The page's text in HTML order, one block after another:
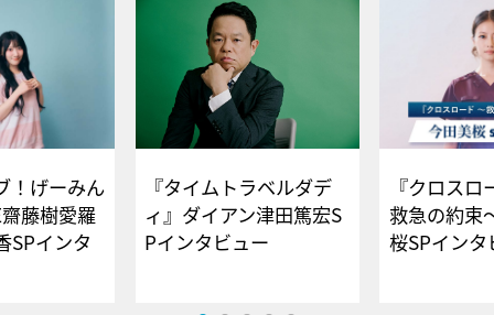
！げーみん
藤樹愛羅
SPインタ
『タイムトラベルダデ
ィ』ダイアン津田篤宏S
Pインタビュー
『クロス
救急の約束
桜SPイ